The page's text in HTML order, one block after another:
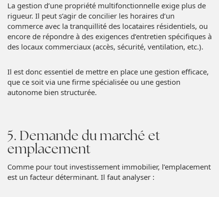
La gestion d’une propriété multifonctionnelle exige plus de
rigueur. Il peut s’agir de concilier les horaires d’un
commerce avec la tranquillité des locataires résidentiels, ou
encore de répondre à des exigences d’entretien spécifiques à
des locaux commerciaux (accès, sécurité, ventilation, etc.).
Il est donc essentiel de mettre en place une gestion efficace,
que ce soit via une firme spécialisée ou une gestion
autonome bien structurée.
5. Demande du marché et
emplacement
Comme pour tout investissement immobilier, l’emplacement
est un facteur déterminant. Il faut analyser :